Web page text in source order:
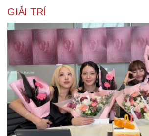
GIẢI TRÍ